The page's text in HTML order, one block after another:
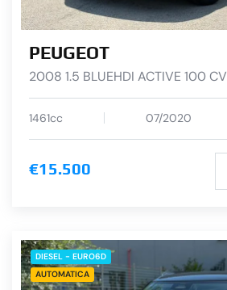
PEUGEOT
2008 1.5 BLUEHDI ACTIVE 100 CV
1461cc 07/2020
€15.500
DIESEL - EURO6D
AUTOMATICA